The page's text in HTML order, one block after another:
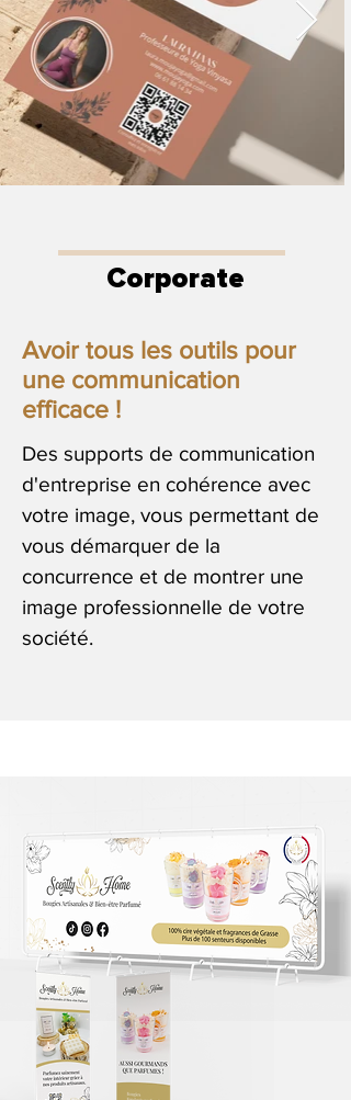
Corporate
Avoir tous les outils pour
une communication
efficace !
Des supports de communication
d'entreprise en cohérence avec
votre image, vous permettant de
vous démarquer de la
concurrence et de montrer une
image professionnelle de votre
société.